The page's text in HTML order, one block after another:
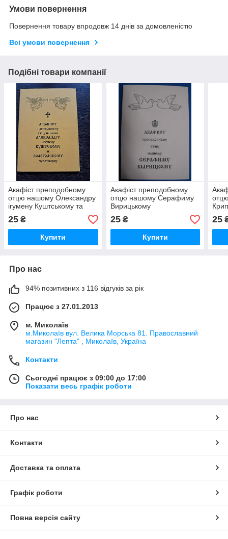
Умови повернення
Повернення товару впродовж 14 днів за домовленістю
Всі умови повернення
Подібні товари компанії
Акафіст преподобному
отцю нашому Олександру
ігумену Куштському та
Вологодському
чудотворцю
25 ₴
Купити
Акафіст преподобному
отцю нашому Серафиму
Вирицькому
25₴
Купити
25
Про нас
94% позитивних з 116 відгуків за рік
Працює з 27.01.2013
м. Миколаїв
м.Миколаїв вул. Велика Морська 81. Православний
магазин "Лепта" , Миколаїв, Україна
Контакти
Сьогодні працює з 09:00 до 17:00
Показати весь графік роботи
Про нас
Контакти
Доставка та оплата
Графік роботи
Повна версія сайту